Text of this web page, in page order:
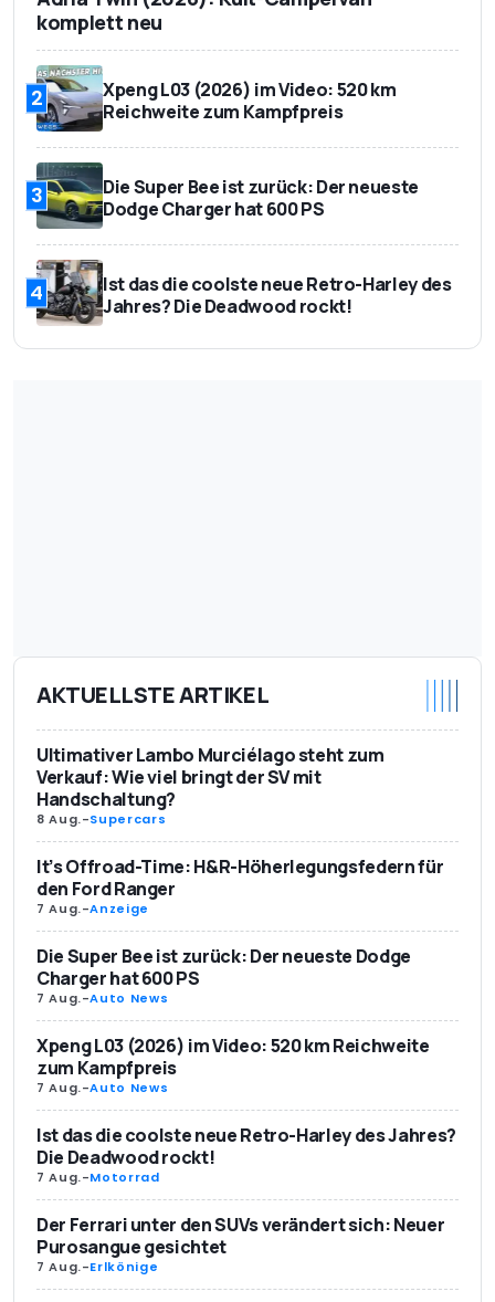
komplett neu
2
Xpeng L03 (2026) im Video: 520 km
Reichweite zum Kampfpreis
3
Die Super Bee ist zurück: Der neueste
Dodge Charger hat 600 PS
4
Ist das die coolste neue Retro-Harley des
Jahres? Die Deadwood rockt!
AKTUELLSTE ARTIKEL
Ultimativer Lambo Murciélago steht zum
Verkauf: Wie viel bringt der SV mit
Handschaltung?
8 Aug.-Supercars
It’s Offroad-Time: H&R-Höherlegungsfedern für
den Ford Ranger
7 Aug.-Anzeige
Die Super Bee ist zurück: Der neueste Dodge
Charger hat 600 PS
7 Aug.-Auto News
Xpeng L03 (2026) im Video: 520 km Reichweite
zum Kampfpreis
7 Aug.-Auto News
Ist das die coolste neue Retro-Harley des Jahres?
Die Deadwood rockt!
7 Aug.-Motorrad
Der Ferrari unter den SUVs verändert sich: Neuer
Purosangue gesichtet
7 Aug.-Erlkönige